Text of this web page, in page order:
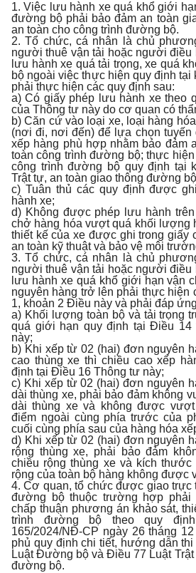
1. Việc lưu hành xe quá khổ giới
đường bộ phải bảo đảm an toàn
an toàn cho công trình đường bộ.
2. Tổ chức, cá nhân là chủ
người thuê vận tải hoặc người
lưu hành xe quá tải trọng, xe quá
bộ ngoài việc thực hiện quy định tại
phải thực hiện các quy định sau:
a) Có giấy phép lưu hành xe theo
của Thông tư này do cơ quan có
b) Căn cứ vào loại xe, loại hàng
(nơi đi, nơi đến) để lựa chọn
xếp hàng phù hợp nhằm bảo đảm
toàn công trình đường bộ; thực
công trình đường bộ quy định tại
Trật tự, an toàn giao thông đường
c) Tuân thủ các quy định được
hành xe;
d) Không được phép lưu hành
chở hàng hóa vượt quá khối lượng
thiết kế của xe được ghi trong giấy
an toàn kỹ thuật và bảo vệ môi
3. Tổ chức, cá nhân là chủ
người thuê vận tải hoặc người
lưu hành xe quá khổ giới hạn vận
nguyên hàng trở lên phải thực hiện
1, khoản 2 Điều này và phải đáp
a) Khối lượng toàn bộ và tải trọng
quá giới hạn quy định tại Điều
này;
b) Khi xếp từ 02 (hai) đơn nguyên
cao thùng xe thì chiều cao xếp
định tại Điều 16 Thông tư này;
c) Khi xếp từ 02 (hai) đơn nguyên
dài thùng xe, phải bảo đảm không
dài thùng xe và không được
điểm ngoài cùng phía trước của
cuối cùng phía sau của hàng hóa
d) Khi xếp từ 02 (hai) đơn nguyên
rộng thùng xe, phải bảo đảm
chiều rộng thùng xe và kích thước
rộng của toàn bộ hàng không được
4. Cơ quan, tổ chức được giao trực
đường bộ thuộc trường hợp
chấp thuận phương án khảo sát,
trình đường bộ theo quy
165/2024/NĐ-CP ngày 26 tháng
phủ quy định chi tiết, hướng dẫn
Luật Đường bộ và Điều 77 Luật
đường bộ.